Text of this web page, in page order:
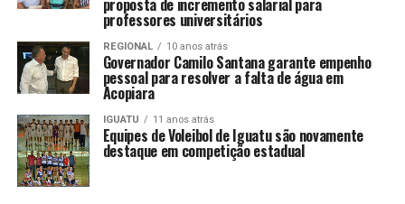
proposta de incremento salarial para
professores universitários
REGIONAL 10 anos atrás
Governador Camilo Santana garante empenho
pessoal para resolver a falta de água em
Acopiara
IGUATU 11 anos atrás
Equipes de Voleibol de Iguatu são novamente
destaque em competição estadual